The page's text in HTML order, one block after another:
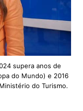
supera anos de
do Mundo) e 2016
do Turismo.